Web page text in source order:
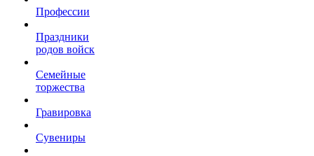
Профессии
Праздники
родов войск
Семейные
торжества
Гравировка
Сувениры